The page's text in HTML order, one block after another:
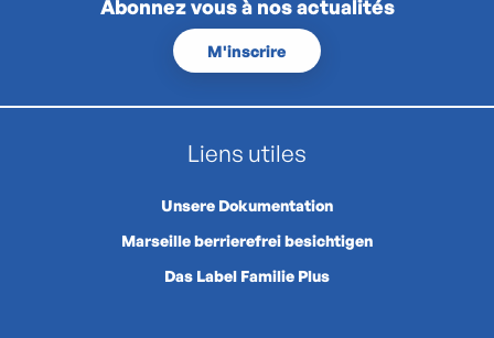
Abonnez vous à nos actualités
M'inscrire
Liens utiles
Unsere Dokumentation
Marseille berrierefrei besichtigen
Das Label Familie Plus